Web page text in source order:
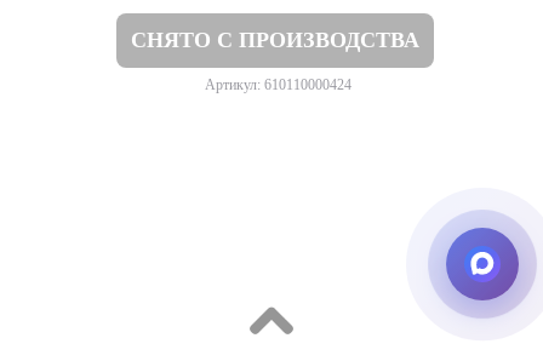
СНЯТО С ПРОИЗВОДСТВА
Артикул: 610110000424